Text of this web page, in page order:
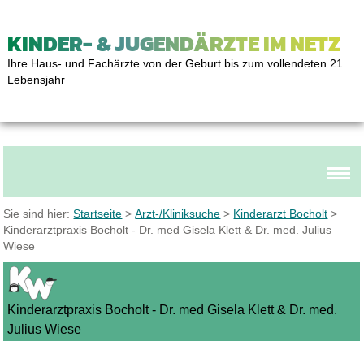
KINDER- & JUGENDÄRZTE IM NETZ
Ihre Haus- und Fachärzte von der Geburt bis zum vollendeten 21.
Lebensjahr
Sie sind hier:Startseite >Arzt-/Kliniksuche > Kinderarzt Bocholt >
Kinderarztpraxis Bocholt - Dr. med Gisela Klett & Dr. med. Julius
Wiese
Kinderarztpraxis Bocholt - Dr. med Gisela Klett & Dr. med.
Julius Wiese